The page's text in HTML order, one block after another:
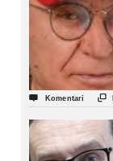
 Komentari 